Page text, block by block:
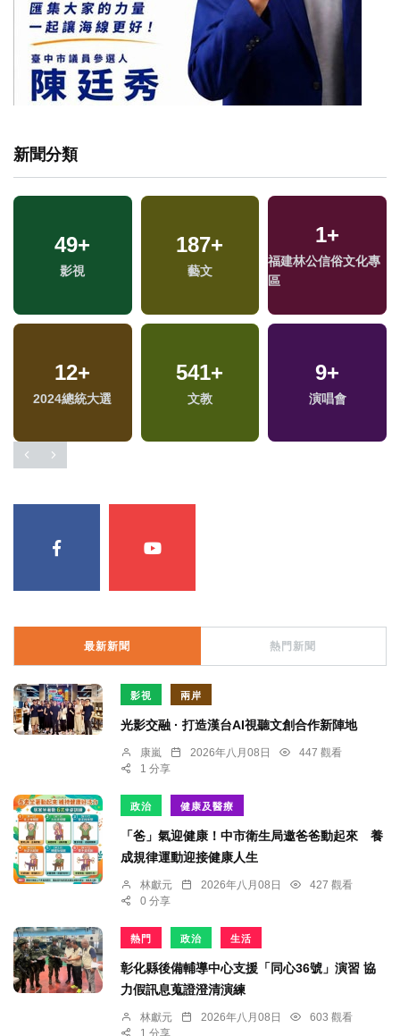
新聞分類
49+
影視
187+
藝文
1+
福建林公信俗文化專
區
12+
2024總統大選
541+
文教
9+
演唱會
最新新聞 熱門新聞
影視 兩岸
光影交融 · 打造漢台AI視聽文創合作新陣地
康嵐 2026年八月08日
447 觀看
1 分享
政治 健康及醫療
「爸」氣迎健康！中市衛生局邀爸爸動起來 養
成規律運動迎接健康人生
林獻元 2026年八月08日
427 觀看
0 分享
熱門 政治 生活
彰化縣後備輔導中心支援「同心36號」演習 協
力假訊息蒐證澄清演練
林獻元 2026年八月08日
603 觀看